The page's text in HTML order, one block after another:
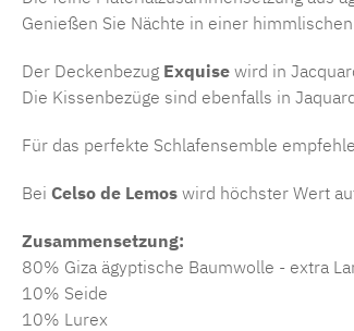
Genießen Sie Nächte in einer
Der Deckenbezug Exquise wird in
Die Kissenbezüge sind ebenfalls in
Für das perfekte Schlafensemble
Bei Celso de Lemos wird höchster Wert
Zusammensetzung:
80% Giza ägyptische Baumwolle - extra
10% Seide
10% Lurex